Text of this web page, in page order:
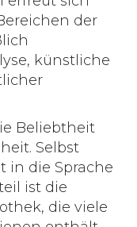
der
künstliche
Beliebtheit
Selbst
in die Sprache
ist die
die viele